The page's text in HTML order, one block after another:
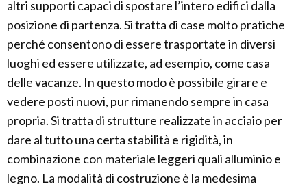
altri supporti capaci di spostare l’intero edifici dalla
posizione di partenza. Si tratta di case molto pratiche
perché consentono di essere trasportate in diversi
luoghi ed essere utilizzate, ad esempio, come casa
delle vacanze. In questo modo è possibile girare e
vedere posti nuovi, pur rimanendo sempre in casa
propria. Si tratta di strutture realizzate in acciaio per
dare al tutto una certa stabilità e rigidità, in
combinazione con materiale leggeri quali alluminio e
legno. La modalità di costruzione è la medesima